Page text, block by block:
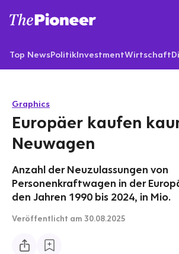
Top NewsPolitikInvestmentWirtschaft
Graphics
Europäer kaufen
Neuwagen
Anzahl der Neuzulassungen von
Personenkraftwagen in der
den Jahren 1990 bis 2024, in Mio.
Veröffentlicht am 30.08.2025